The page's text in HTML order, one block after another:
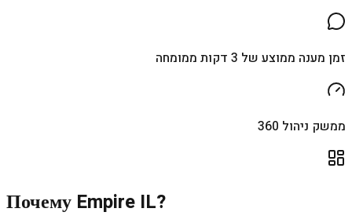
זמן מענה ממוצע של 3 דקות ממומחה
ממשק ניהול 360
Почему Empire IL?